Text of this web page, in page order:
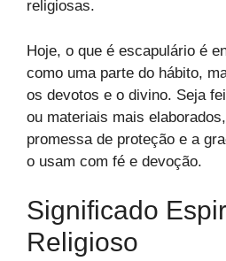
religiosas.
Hoje, o que é escapulário é
como uma parte do hábito,
os devotos e o divino. Seja
ou materiais mais
promessa de proteção e a
o usam com fé e devoção.
Significado
Religioso